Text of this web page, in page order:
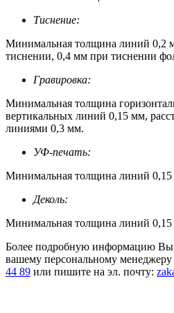
Тиснение:
Минимальная толщина линий 0,2
тиснении, 0,4 мм при тиснении
Гравировка:
Минимальная толщина
вертикальных линий 0,15 мм,
линиями 0,3 мм.
УФ-печать:
Минимальная толщина линий
Деколь:
Минимальная толщина линий
Более подробную информацию Вы
вашему персональному менеджеру
44 89 или пишите на эл. почту: